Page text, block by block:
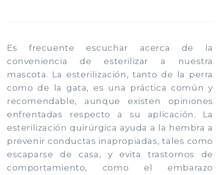
Es frecuente escuchar acerca de la
conveniencia de esterilizar a nuestra
mascota. La esterilización, tanto de la perra
como de la gata, es una práctica común y
recomendable, aunque existen opiniones
enfrentadas respecto a su aplicación. La
esterilización quirúrgica ayuda a la hembra a
prevenir conductas inapropiadas, tales como
escaparse de casa, y evita trastornos de
comportamiento, como el embarazo